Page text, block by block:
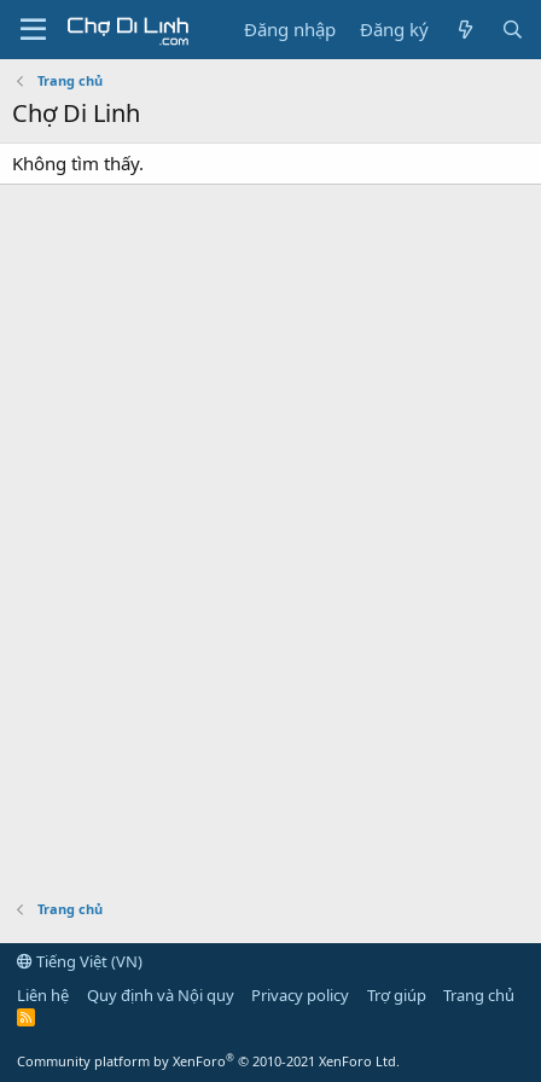
Đăng nhập Đăng ký
Trang chủ
Chợ Di Linh
Không tìm thấy.
Trang chủ
Tiếng Việt (VN)
Liên hệ
Quy định và Nội quy Privacy policy Trợ giúp Trang chủ
R
Community platform by XenForo® © 2010-2021 XenForo Ltd.